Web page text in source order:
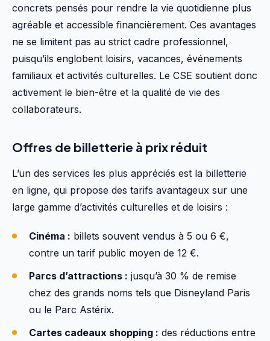
concrets pensés pour rendre la vie quotidienne plus
agréable et accessible financièrement. Ces avantages
ne se limitent pas au strict cadre professionnel,
puisqu’ils englobent loisirs, vacances, événements
familiaux et activités culturelles. Le CSE soutient donc
activement le bien-être et la qualité de vie des
collaborateurs.
Offres de billetterie à prix réduit
L’un des services les plus appréciés est la billetterie
en ligne, qui propose des tarifs avantageux sur une
large gamme d’activités culturelles et de loisirs :
Cinéma : billets souvent vendus à 5 ou 6 €,
contre un tarif public moyen de 12 €.
Parcs d’attractions : jusqu’à 30 % de remise
chez des grands noms tels que Disneyland Paris
ou le Parc Astérix.
Cartes cadeaux shopping : des réductions entre